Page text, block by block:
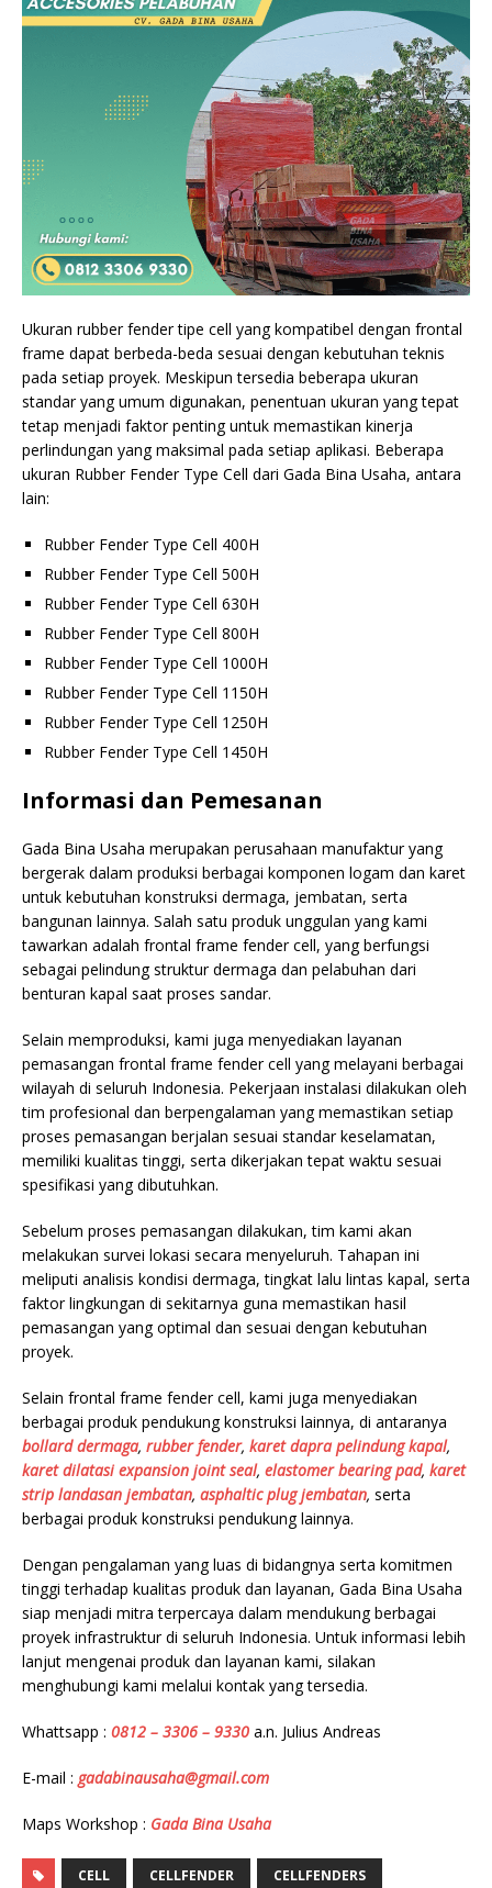
Ukuran rubber fender tipe cell yang kompatibel dengan frontal
frame dapat berbeda-beda sesuai dengan kebutuhan teknis
pada setiap proyek. Meskipun tersedia beberapa ukuran
standar yang umum digunakan, penentuan ukuran yang tepat
tetap menjadi faktor penting untuk memastikan kinerja
perlindungan yang maksimal pada setiap aplikasi. Beberapa
ukuran Rubber Fender Type Cell dari Gada Bina Usaha, antara
lain:
Rubber Fender Type Cell 400H
Rubber Fender Type Cell 500H
Rubber Fender Type Cell 630H
Rubber Fender Type Cell 800H
Rubber Fender Type Cell 1000H
Rubber Fender Type Cell 1150H
Rubber Fender Type Cell 1250H
Rubber Fender Type Cell 1450H
Informasi dan Pemesanan
Gada Bina Usaha merupakan perusahaan manufaktur yang
bergerak dalam produksi berbagai komponen logam dan karet
untuk kebutuhan konstruksi dermaga, jembatan, serta
bangunan lainnya. Salah satu produk unggulan yang kami
tawarkan adalah frontal frame fender cell, yang berfungsi
sebagai pelindung struktur dermaga dan pelabuhan dari
benturan kapal saat proses sandar.
Selain memproduksi, kami juga menyediakan layanan
pemasangan frontal frame fender cell yang melayani berbagai
wilayah di seluruh Indonesia. Pekerjaan instalasi dilakukan oleh
tim profesional dan berpengalaman yang memastikan setiap
proses pemasangan berjalan sesuai standar keselamatan,
memiliki kualitas tinggi, serta dikerjakan tepat waktu sesuai
spesifikasi yang dibutuhkan.
Sebelum proses pemasangan dilakukan, tim kami akan
melakukan survei lokasi secara menyeluruh. Tahapan ini
meliputi analisis kondisi dermaga, tingkat lalu lintas kapal, serta
faktor lingkungan di sekitarnya guna memastikan hasil
pemasangan yang optimal dan sesuai dengan kebutuhan
proyek.
Selain frontal frame fender cell, kami juga menyediakan
berbagai produk pendukung konstruksi lainnya, di antaranya
bollard dermaga, rubber fender, karet dapra pelindung kapal,
karet dilatasi expansion joint seal, elastomer bearing pad, karet
strip landasan jembatan, asphaltic plug jembatan, serta
berbagai produk konstruksi pendukung lainnya.
Dengan pengalaman yang luas di bidangnya serta komitmen
tinggi terhadap kualitas produk dan layanan, Gada Bina Usaha
siap menjadi mitra terpercaya dalam mendukung berbagai
proyek infrastruktur di seluruh Indonesia. Untuk informasi lebih
lanjut mengenai produk dan layanan kami, silakan
menghubungi kami melalui kontak yang tersedia.
Whattsapp : 0812 – 3306 – 9330 a.n. Julius Andreas
E-mail : gadabinausaha@gmail.com
Maps Workshop : Gada Bina Usaha
CELL CELLFENDER CELLFENDERS